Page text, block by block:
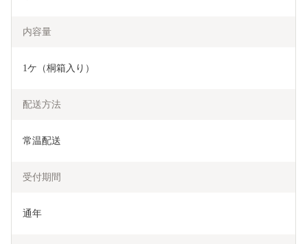
内容量
1ケ（桐箱入り）
配送方法
常温配送
受付期間
通年